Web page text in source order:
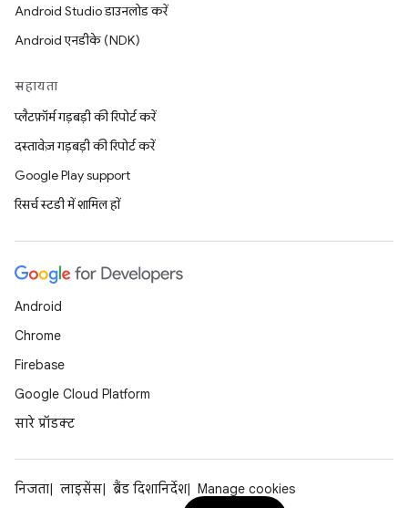
Android Studio डाउनलोड करें
Android एनडीके (NDK)
सहायता
प्लैटफ़ॉर्म गड़बड़ी की रिपोर्ट करें
दस्तावेज़ गड़बड़ी की रिपोर्ट करें
Google Play support
रिसर्च स्टडी में शामिल हों
Android
Chrome
Firebase
Google Cloud Platform
सारे प्रॉडक्ट
निजता लाइसेंस ब्रैंड दिशानिर्देश Manage cookies